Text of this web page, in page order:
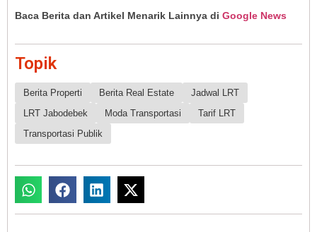
Baca Berita dan Artikel Menarik Lainnya di Google News
Topik
Berita Properti Berita Real Estate
Jadwal LRT
LRT Jabodebek
Moda Transportasi
Tarif LRT
Transportasi Publik